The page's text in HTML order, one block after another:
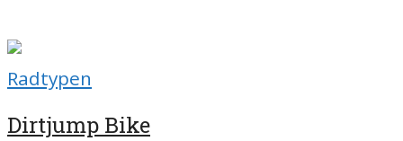
Radtypen
Dirtjump Bike